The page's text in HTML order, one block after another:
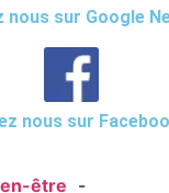
nous sur Google
nous sur
être